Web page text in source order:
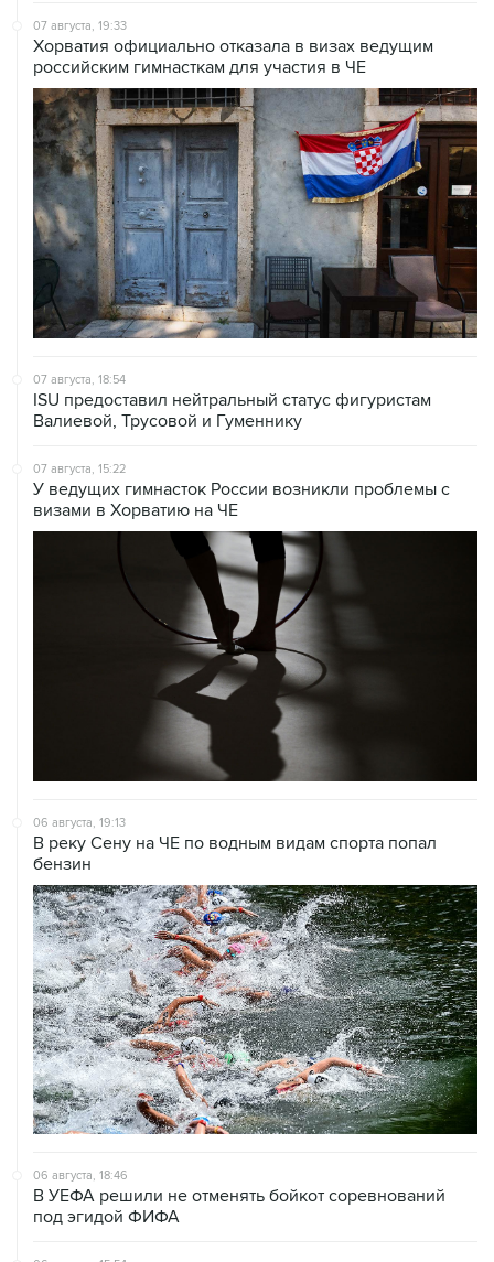
07 августа, 19:33
Хорватия официально отказала в визах ведущим
российским гимнасткам для участия в ЧЕ
07 августа, 18:54
ISU предоставил нейтральный статус фигуристам
Валиевой, Трусовой и Гуменнику
07 августа, 15:22
У ведущих гимнасток России возникли проблемы с
визами в Хорватию на ЧЕ
06 августа, 19:13
В реку Сену на ЧЕ по водным видам спорта попал
бензин
06 августа, 18:46
В УЕФА решили не отменять бойкот соревнований
под эгидой ФИФА